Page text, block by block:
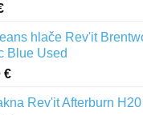
hlače Rev'it
Blue Used
€
Rev'it Afterburn H20